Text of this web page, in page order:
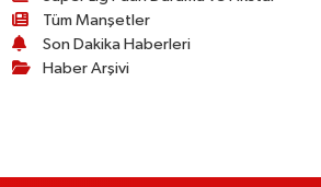
Tüm Manşetler
Son Dakika Haberleri
Haber Arşivi